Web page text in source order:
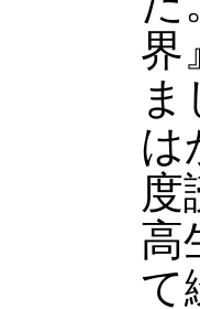
界
は
度
高
て